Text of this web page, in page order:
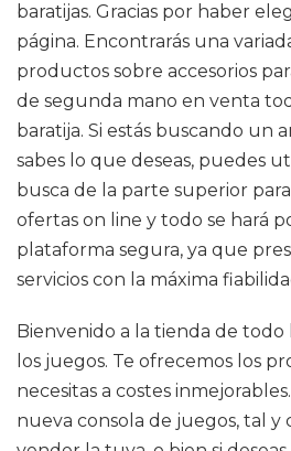
baratijas. Gracias por haber
página. Encontrarás una
productos sobre accesorios
de segunda mano en venta
baratija. Si estás buscando un
sabes lo que deseas, puedes
busca de la parte superior
ofertas on line y todo se hará
plataforma segura, ya que
servicios con la máxima
Bienvenido a la tienda de todo
los juegos. Te ofrecemos los
necesitas a costes
nueva consola de juegos, tal y